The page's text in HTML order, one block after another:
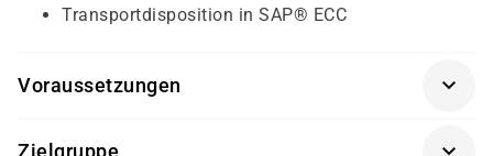
Transportdisposition in SAP® ECC
Voraussetzungen
Zielgruppe